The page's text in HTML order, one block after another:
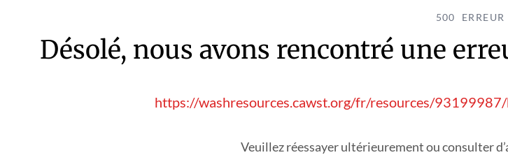
500 ERREUR
Désolé, nous avons rencontré une
https://washresources.cawst.org/fr/resources/
Veuillez réessayer ultérieurement ou consulter